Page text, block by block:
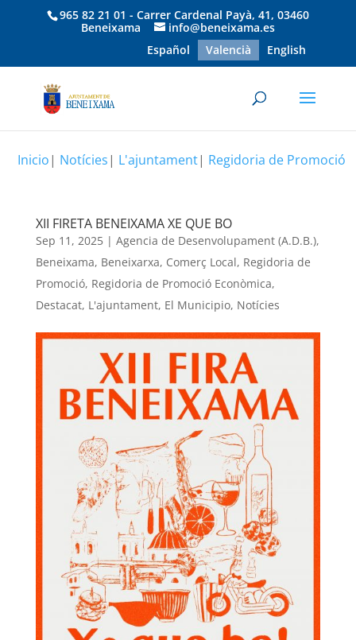
965 82 21 01 - Carrer Cardenal Payà, 41, 03460
Beneixama
info@beneixama.es
Español
Valencià English
Inicio| Notícies| L'ajuntament| Regidoria de Promoció
XII FIRETA BENEIXAMA XE QUE BO
Sep 11, 2025| Agencia de Desenvolupament (A.D.B.),
Beneixama, Beneixarxa, Comerç Local, Regidoria de
Promoció, Regidoria de Promoció Econòmica,
Destacat, L'ajuntament, El Municipio, Notícies